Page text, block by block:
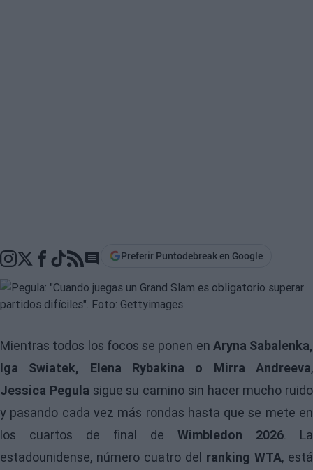
Go to comments section
Preferir Puntodebreak en Google
Mientras todos los focos se ponen en Aryna Sabalenka,
Iga Swiatek, Elena Rybakina o Mirra Andreeva,
Jessica Pegula sigue su camino sin hacer mucho ruido
y pasando cada vez más rondas hasta que se mete en
los cuartos de final de Wimbledon 2026. La
estadounidense, número cuatro del ranking WTA, está